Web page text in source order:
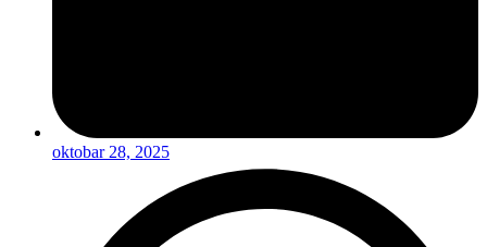
oktobar 28, 2025